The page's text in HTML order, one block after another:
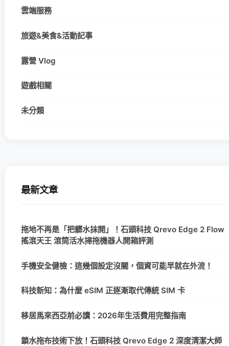
雲端服務
旅遊&美食&活動記事
露營 Vlog
遊戲相關
未分類
最新文章
拖地不再是「把髒水抹開」！石頭科技 Qrevo Edge 2 Flow
搖滾天王 滾筒活水掃拖機器人開箱評測
手機安全健檢：這幾個設定沒關，個資可能早就在外流！
科技新知：為什麼 eSIM 正逐漸取代傳統 SIM 卡
移居馬來西亞前必讀：2026年生活費用完整指南
鎖水拖布技術下放！石頭科技 Qrevo Edge 2 深度清潔大師